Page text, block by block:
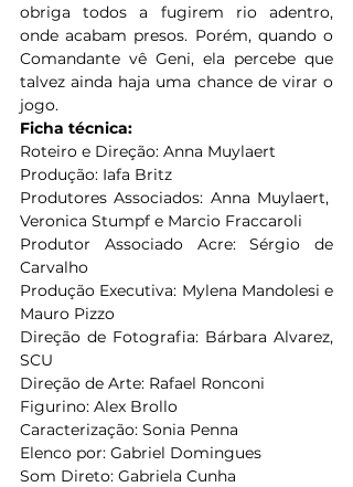
obriga todos a fugirem rio adentro,
onde acabam presos. Porém, quando o
Comandante vê Geni, ela percebe que
talvez ainda haja uma chance de virar o
jogo.
Ficha técnica:
Roteiro e Direção: Anna Muylaert
Produção: Iafa Britz
Produtores Associados: Anna Muylaert,
Veronica Stumpf e Marcio Fraccaroli
Produtor Associado Acre: Sérgio de
Carvalho
Produção Executiva: Mylena Mandolesi e
Mauro Pizzo
Direção de Fotografia: Bárbara Alvarez,
SCU
Direção de Arte: Rafael Ronconi
Figurino: Alex Brollo
Caracterização: Sonia Penna
Elenco por: Gabriel Domingues
Som Direto: Gabriela Cunha